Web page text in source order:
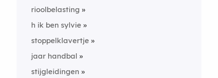
rioolbelasting
h ik ben sylvie
stoppelklavertje
jaar handbal
stijgleidingen